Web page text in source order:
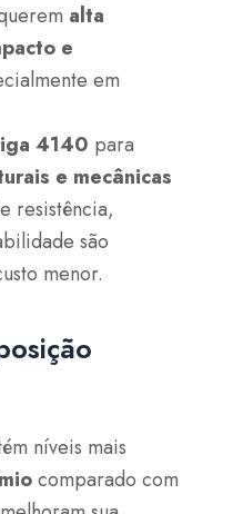
alta
e
em
4140 para
e mecânicas
resistência,
são
menor.
níveis mais
comparado com